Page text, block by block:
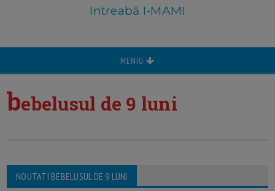
Intreabă I-MAMI
MENIU
bebelusul de 9 luni
NOUTATI BEBELUSUL DE 9 LUNI
Bebelușul la 9 luni - dezvoltare,
somn și personalitate - GHID